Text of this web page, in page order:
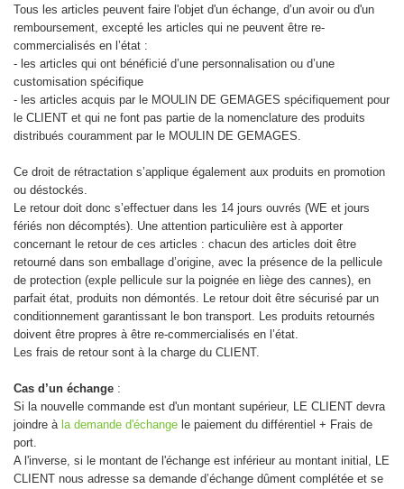
Tous les articles peuvent faire l'objet d'un échange, d’un avoir ou d'un
remboursement, excepté les articles qui ne peuvent être re-
commercialisés en l’état :
- les articles qui ont bénéficié d’une personnalisation ou d’une
customisation spécifique
- les articles acquis par le MOULIN DE GEMAGES spécifiquement pour
le CLIENT et qui ne font pas partie de la nomenclature des produits
distribués couramment par le MOULIN DE GEMAGES.
Ce droit de rétractation s’applique également aux produits en promotion
ou déstockés.
Le retour doit donc s’effectuer dans les 14 jours ouvrés (WE et jours
fériés non décomptés). Une attention particulière est à apporter
concernant le retour de ces articles : chacun des articles doit être
retourné dans son emballage d’origine, avec la présence de la pellicule
de protection (exple pellicule sur la poignée en liège des cannes), en
parfait état, produits non démontés. Le retour doit être sécurisé par un
conditionnement garantissant le bon transport. Les produits retournés
doivent être propres à être re-commercialisés en l’état.
Les frais de retour sont à la charge du CLIENT.
Cas d’un échange :
Si la nouvelle commande est d'un montant supérieur, LE CLIENT devra
joindre à la demande d'échange le paiement du différentiel + Frais de
port.
A l'inverse, si le montant de l'échange est inférieur au montant initial, LE
CLIENT nous adresse sa demande d’échange dûment complétée et se